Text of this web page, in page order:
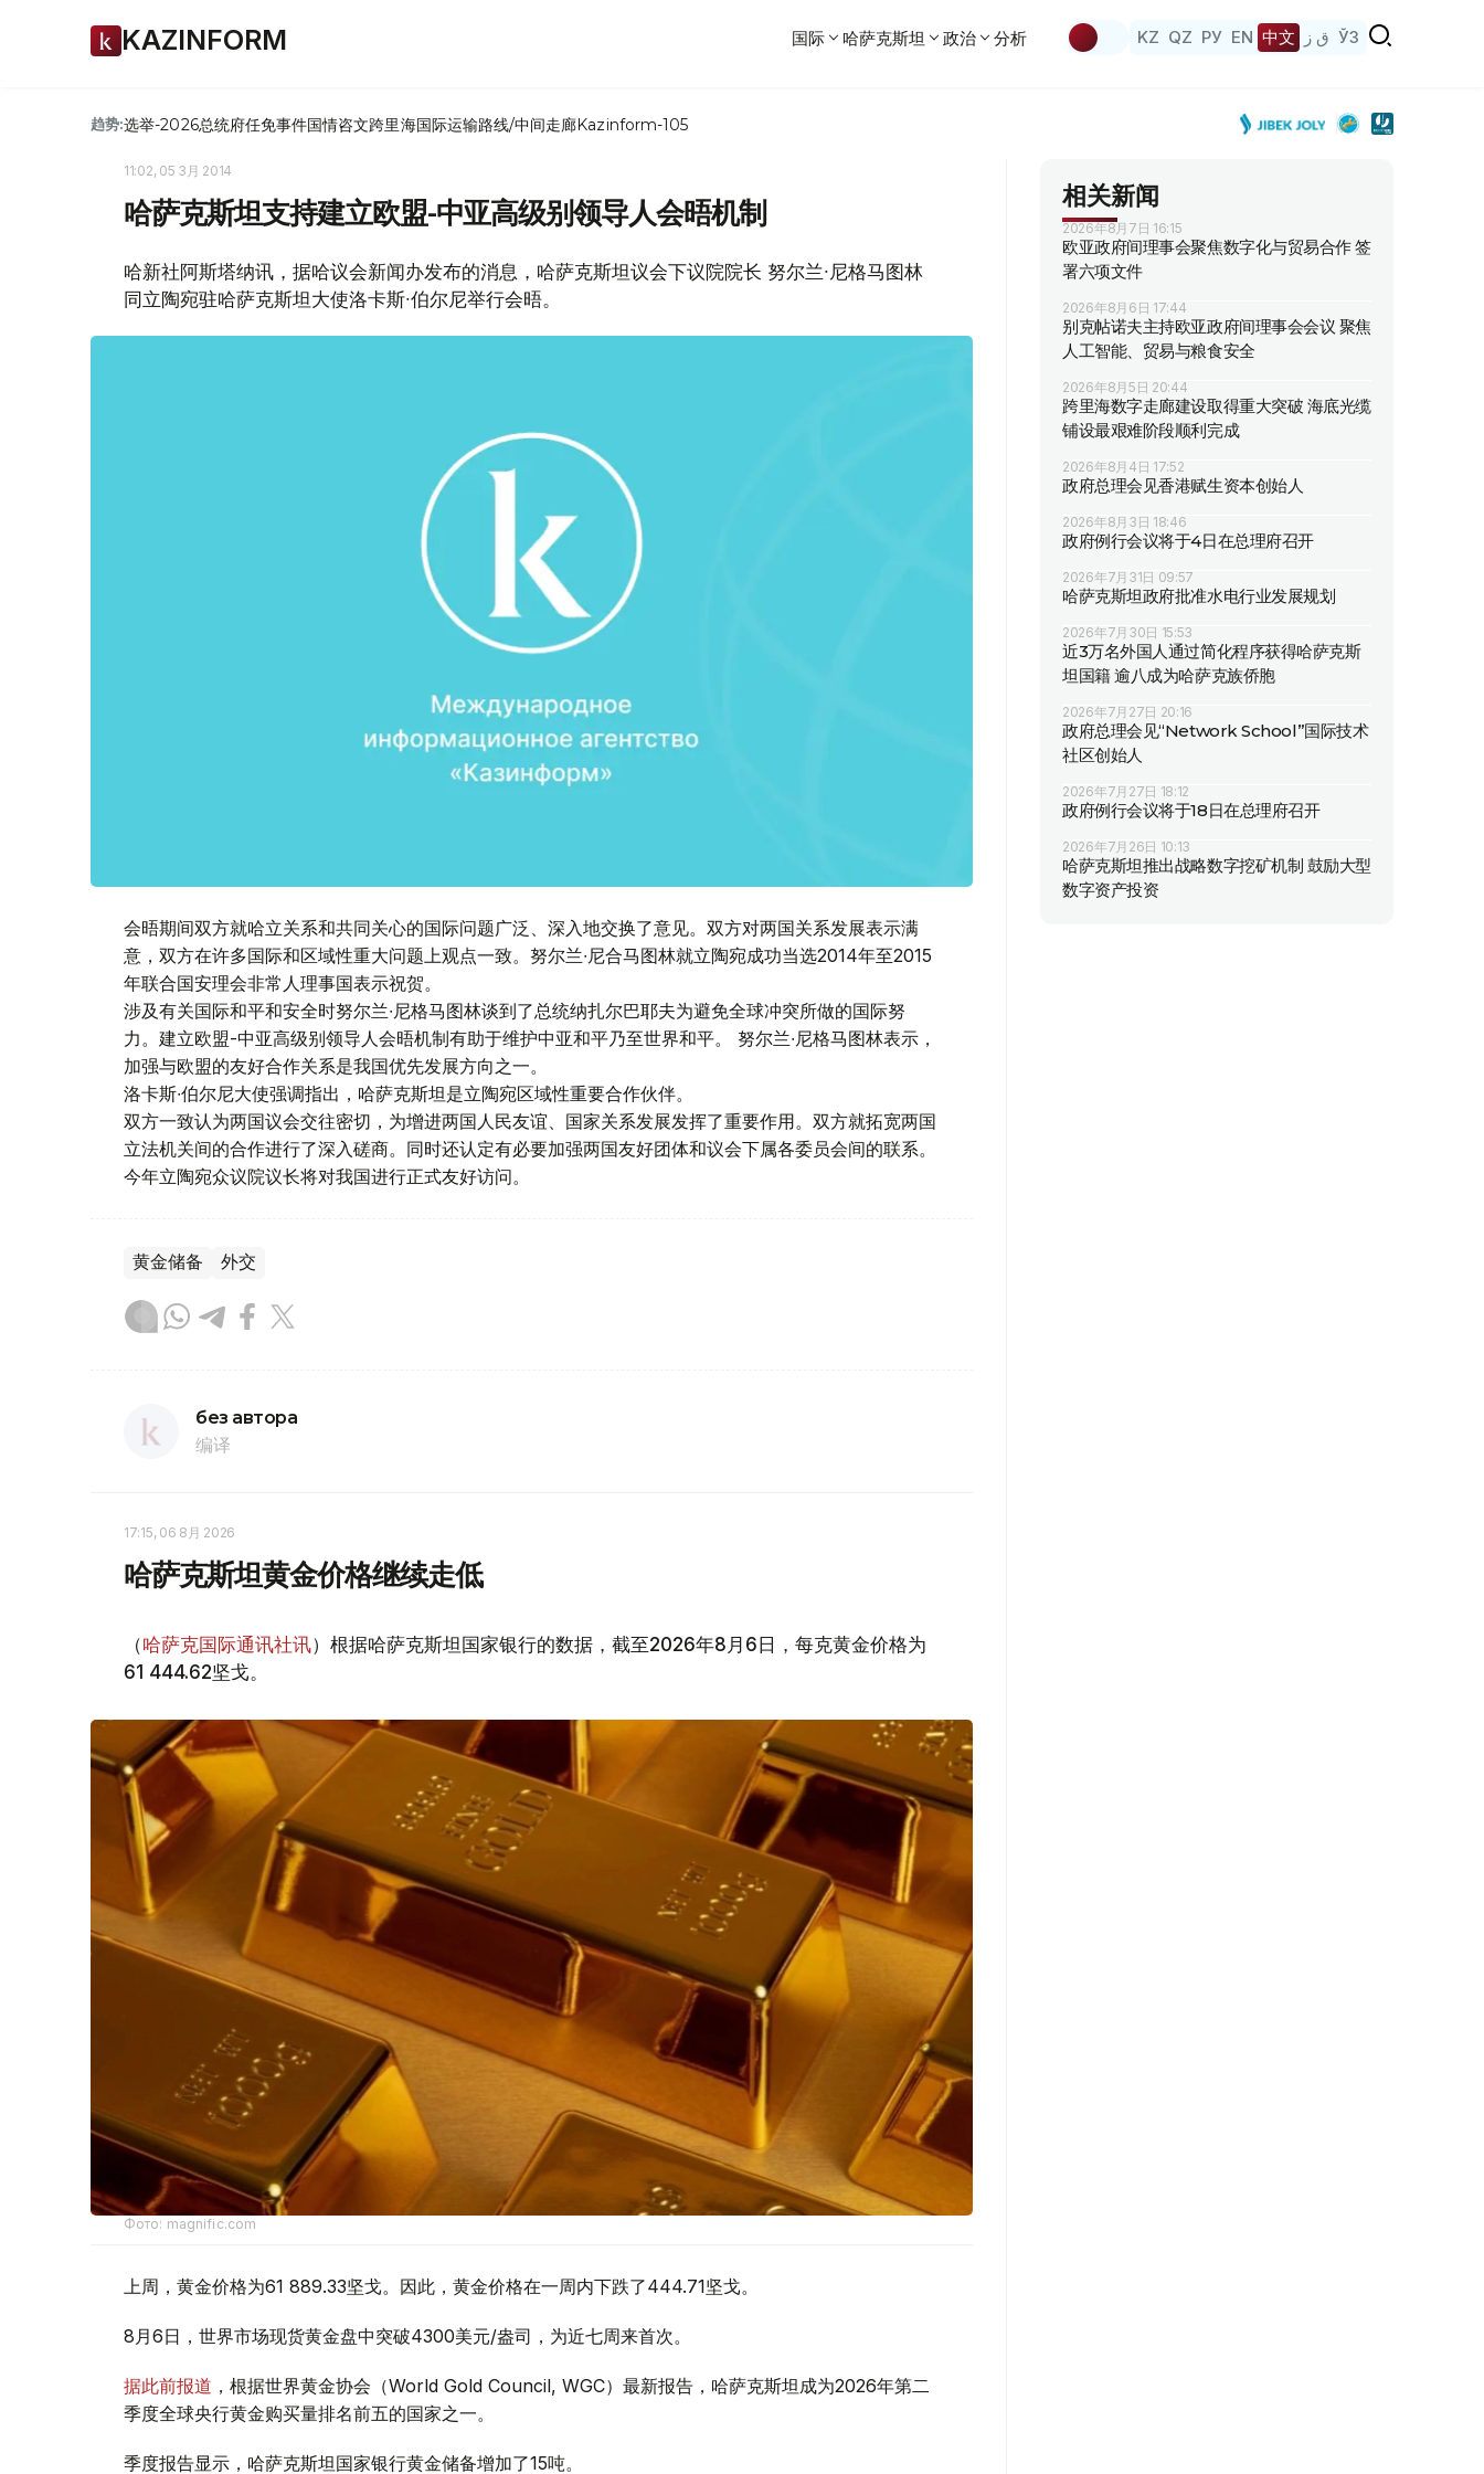
KAZINFORM 国际 哈萨克斯坦 政治 分析 KZ QZ РУ EN 中文 ق ز ЎЗ
趋势:选举-2026总统府任免事件国情咨文跨里海国际运输路线/中间走廊Kazinform-105
11:02, 05 3月 2014
哈萨克斯坦支持建立欧盟-中亚高级别领导人会晤机制
哈新社阿斯塔纳讯，据哈议会新闻办发布的消息，哈萨克斯坦议会下议院院长 努尔兰∙尼格马图林
同立陶宛驻哈萨克斯坦大使洛卡斯∙伯尔尼举行会晤。
会晤期间双方就哈立关系和共同关心的国际问题广泛、深入地交换了意见。双方对两国关系发展表示满
意，双方在许多国际和区域性重大问题上观点一致。努尔兰∙尼合马图林就立陶宛成功当选2014年至2015
年联合国安理会非常人理事国表示祝贺。
涉及有关国际和平和安全时努尔兰∙尼格马图林谈到了总统纳扎尔巴耶夫为避免全球冲突所做的国际努
力。建立欧盟-中亚高级别领导人会晤机制有助于维护中亚和平乃至世界和平。 努尔兰∙尼格马图林表示，
加强与欧盟的友好合作关系是我国优先发展方向之一。
洛卡斯∙伯尔尼大使强调指出，哈萨克斯坦是立陶宛区域性重要合作伙伴。
双方一致认为两国议会交往密切，为增进两国人民友谊、国家关系发展发挥了重要作用。双方就拓宽两国
立法机关间的合作进行了深入磋商。同时还认定有必要加强两国友好团体和议会下属各委员会间的联系。
今年立陶宛众议院议长将对我国进行正式友好访问。
黄金储备 外交
без автора
编译
17:15, 06 8月 2026
哈萨克斯坦黄金价格继续走低
（哈萨克国际通讯社讯）根据哈萨克斯坦国家银行的数据，截至2026年8月6日，每克黄金价格为
61 444.62坚戈。
Фото: magnific.com
上周，黄金价格为61 889.33坚戈。因此，黄金价格在一周内下跌了444.71坚戈。
8月6日，世界市场现货黄金盘中突破4300美元/盎司，为近七周来首次。
据此前报道 ，根据世界黄金协会（World Gold Council, WGC）最新报告，哈萨克斯坦成为2026年第二
季度全球央行黄金购买量排名前五的国家之一。
季度报告显示，哈萨克斯坦国家银行黄金储备增加了15吨。
相关新闻
2026年8月7日 16:15
欧亚政府间理事会聚焦数字化与贸易合作 签
署六项文件
2026年8月6日 17:44
别克帖诺夫主持欧亚政府间理事会会议 聚焦
人工智能、贸易与粮食安全
2026年8月5日 20:44
跨里海数字走廊建设取得重大突破 海底光缆
铺设最艰难阶段顺利完成
2026年8月4日 17:52
政府总理会见香港赋生资本创始人
2026年8月3日 18:46
政府例行会议将于4日在总理府召开
2026年7月31日 09:57
哈萨克斯坦政府批准水电行业发展规划
2026年7月30日 15:53
近3万名外国人通过简化程序获得哈萨克斯
坦国籍 逾八成为哈萨克族侨胞
2026年7月27日 20:16
政府总理会见“Network School”国际技术
社区创始人
2026年7月27日 18:12
政府例行会议将于18日在总理府召开
2026年7月26日 10:13
哈萨克斯坦推出战略数字挖矿机制 鼓励大型
数字资产投资